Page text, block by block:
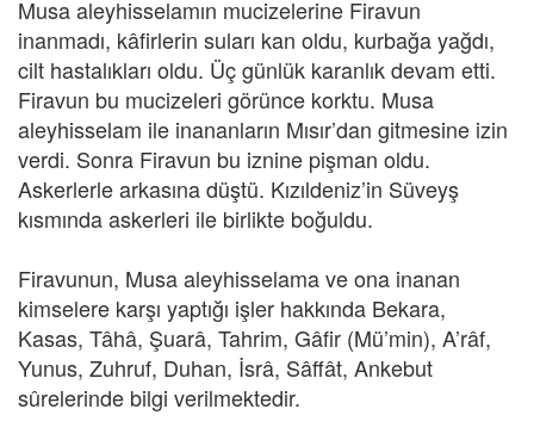
Musa aleyhisselamın mucizelerine Firavun
inanmadı, kâfirlerin suları kan oldu, kurbağa yağdı,
cilt hastalıkları oldu. Üç günlük karanlık devam etti.
Firavun bu mucizeleri görünce korktu. Musa
aleyhisselam ile inananların Mısır’dan gitmesine izin
verdi. Sonra Firavun bu iznine pişman oldu.
Askerlerle arkasına düştü. Kızıldeniz’in Süveyş
kısmında askerleri ile birlikte boğuldu.
Firavunun, Musa aleyhisselama ve ona inanan
kimselere karşı yaptığı işler hakkında Bekara,
Kasas, Tâhâ, Şuarâ, Tahrim, Gâfir (Mü’min), A’râf,
Yunus, Zuhruf, Duhan, İsrâ, Sâffât, Ankebut
sûrelerinde bilgi verilmektedir.